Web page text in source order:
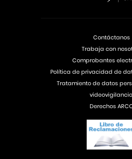
Contáctanos
Trabaja con
Comprobantes
Política de privacidad de
Tratamiento de datos
videovigilancia
Derechos